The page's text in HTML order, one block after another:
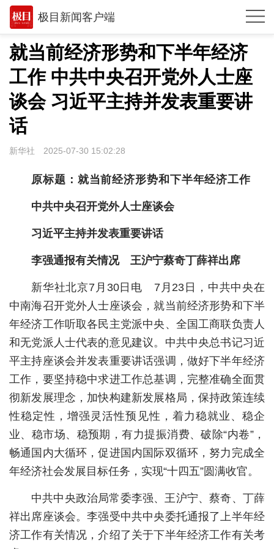
极目新闻客户端
推荐
观点
时政
湖北
武汉
世相
城建
科教
健康
悠游
相亲
汽车
房产
消费
创意
文化
就当前经济形势和下半年经济
工作 中共中央召开党外人士座
谈会 习近平主持并发表重要讲
话
新华社 2025-07-30 15:02:28
原标题：就当前经济形势和下半年经济工作
中共中央召开党外人士座谈会
习近平主持并发表重要讲话
李强通报有关情况 王沪宁蔡奇丁薛祥出席
新华社北京7月30日电 7月23日，中共中央在
中南海召开党外人士座谈会，就当前经济形势和下半
年经济工作听取各民主党派中央、全国工商联负责人
和无党派人士代表的意见建议。中共中央总书记习近
平主持座谈会并发表重要讲话强调，做好下半年经济
工作，要坚持稳中求进工作总基调，完整准确全面贯
彻新发展理念，加快构建新发展格局，保持政策连续
性稳定性，增强灵活性预见性，着力稳就业、稳企
业、稳市场、稳预期，有力提振消费、破除“内卷”，
畅通国内大循环，促进国内国际双循环，努力完成全
年经济社会发展目标任务，实现“十四五”圆满收官。
中共中央政治局常委李强、王沪宁、蔡奇、丁薛
祥出席座谈会。李强受中共中央委托通报了上半年经
济工作有关情况，介绍了关于下半年经济工作有关考